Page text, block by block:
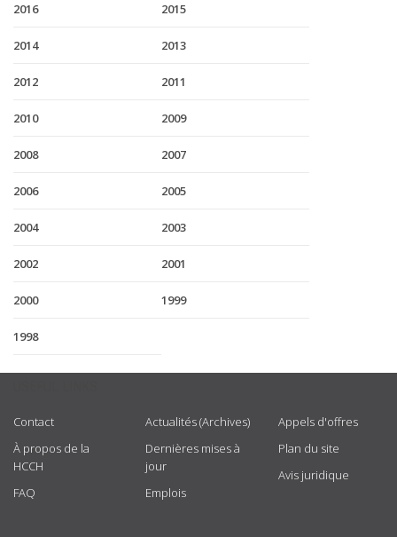
2016 2015
2014 2013
2012 2011
2010 2009
2008 2007
2006 2005
2004 2003
2002 2001
2000 1999
1998
Contact
À propos de la
HCCH
FAQ
Actualités (Archives)
Dernières mises à
jour
Emplois
Appels d'offres
Plan du site
Avis juridique